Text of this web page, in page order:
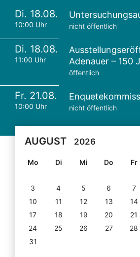
Di. 18.08.
10:00 Uhr nicht öffentlich
Di. 18.08.
11:00 Uhr
Adenauer – 150
öffentlich
Fr. 21.08.
10:00 Uhr nicht öffentlich
AUGUST 2026
Mo Di Mi Do Fr
3
4 5 6 7
10
11 12 13 14
17
18 19 20 21
24
25 26 27 28
31